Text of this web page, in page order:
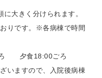
に大きく分けられます。
りです。※各病棟で時間
夕食18:00ごろ
いますので、入院後病棟